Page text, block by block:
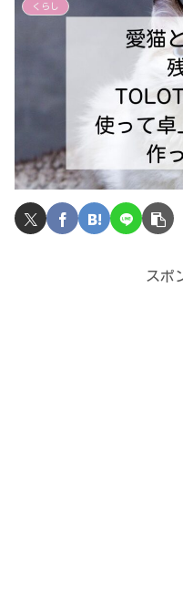
くらし
スポ